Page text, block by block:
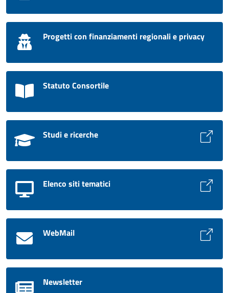
Progetti con finanziamenti regionali e privacy
Statuto Consortile
Studi e ricerche
Elenco siti tematici
WebMail
Newsletter